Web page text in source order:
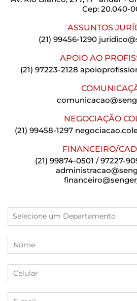
Cep: 20.040-
ASSUNTOS
(21) 99456-1290
APOIO AO
(21) 97223-2128
NEGOCIAÇÃO
(21) 99458-1297
FINANCEIRO/
(21) 99874-0501 / 97227-